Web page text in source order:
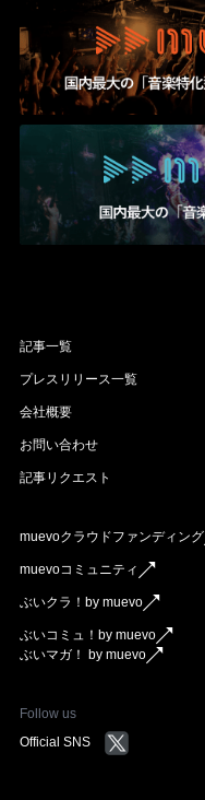
記事一覧
プレスリリース一覧
会社概要
お問い合わせ
記事リクエスト
muevoクラウドファンディング
muevoコミュニティ
ぶいクラ！by muevo
ぶいコミュ！by muevo
ぶいマガ！ by muevo
Follow us
Official SNS